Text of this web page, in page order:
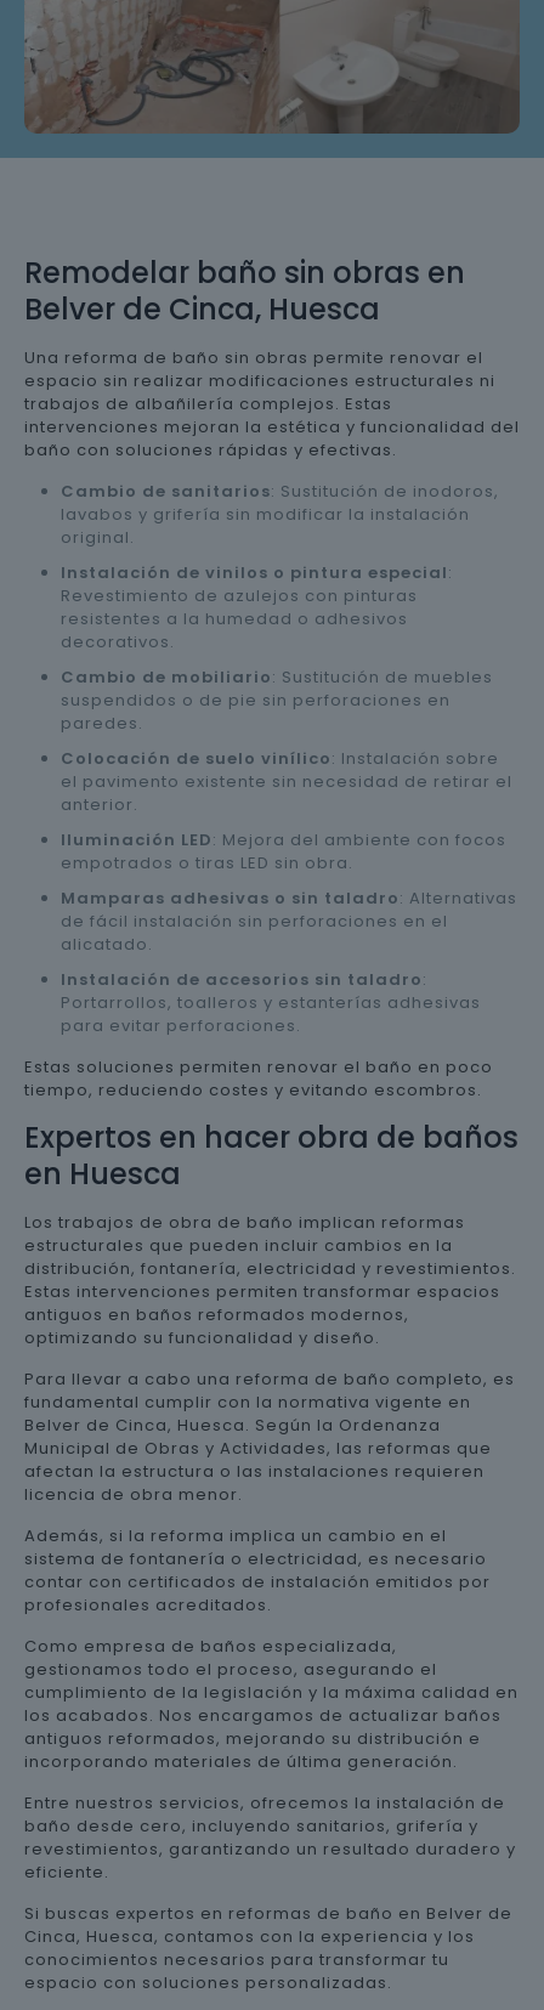
Remodelar baño sin obras en
Belver de Cinca, Huesca
Una reforma de baño sin obras permite renovar el
espacio sin realizar modificaciones estructurales ni
trabajos de albañilería complejos. Estas
intervenciones mejoran la estética y funcionalidad del
baño con soluciones rápidas y efectivas.
Cambio de sanitarios: Sustitución de inodoros,
lavabos y grifería sin modificar la instalación
original.
Instalación de vinilos o pintura especial:
Revestimiento de azulejos con pinturas
resistentes a la humedad o adhesivos
decorativos.
Cambio de mobiliario: Sustitución de muebles
suspendidos o de pie sin perforaciones en
paredes.
Colocación de suelo vinílico: Instalación sobre
el pavimento existente sin necesidad de retirar el
anterior.
Iluminación LED: Mejora del ambiente con focos
empotrados o tiras LED sin obra.
Mamparas adhesivas o sin taladro: Alternativas
de fácil instalación sin perforaciones en el
alicatado.
Instalación de accesorios sin taladro:
Portarrollos, toalleros y estanterías adhesivas
para evitar perforaciones.
Estas soluciones permiten renovar el baño en poco
tiempo, reduciendo costes y evitando escombros.
Expertos en hacer obra de baños
en Huesca
Los trabajos de obra de baño implican reformas
estructurales que pueden incluir cambios en la
distribución, fontanería, electricidad y revestimientos.
Estas intervenciones permiten transformar espacios
antiguos en baños reformados modernos,
optimizando su funcionalidad y diseño.
Para llevar a cabo una reforma de baño completo, es
fundamental cumplir con la normativa vigente en
Belver de Cinca, Huesca. Según la Ordenanza
Municipal de Obras y Actividades, las reformas que
afectan la estructura o las instalaciones requieren
licencia de obra menor.
Además, si la reforma implica un cambio en el
sistema de fontanería o electricidad, es necesario
contar con certificados de instalación emitidos por
profesionales acreditados.
Como empresa de baños especializada,
gestionamos todo el proceso, asegurando el
cumplimiento de la legislación y la máxima calidad en
los acabados. Nos encargamos de actualizar baños
antiguos reformados, mejorando su distribución e
incorporando materiales de última generación.
Entre nuestros servicios, ofrecemos la instalación de
baño desde cero, incluyendo sanitarios, grifería y
revestimientos, garantizando un resultado duradero y
eficiente.
Si buscas expertos en reformas de baño en Belver de
Cinca, Huesca, contamos con la experiencia y los
conocimientos necesarios para transformar tu
espacio con soluciones personalizadas.